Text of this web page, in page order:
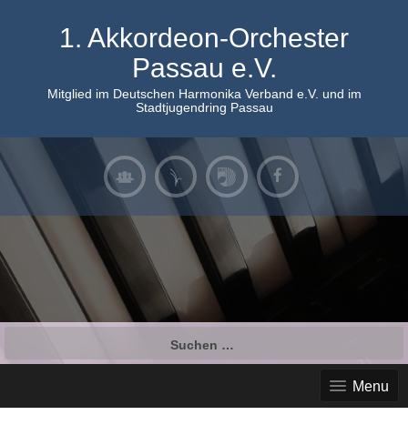
1. Akkordeon-Orchester
Passau e.V.
Mitglied im Deutschen Harmonika Verband e.V. und im
Stadtjugendring Passau
Menu